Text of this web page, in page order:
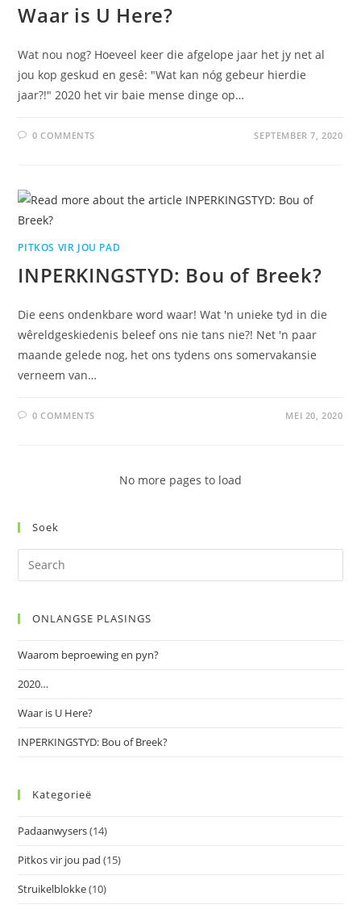
Waar is U Here?
Wat nou nog? Hoeveel keer die afgelope jaar het jy net al
jou kop geskud en gesê: "Wat kan nóg gebeur hierdie
jaar?!" 2020 het vir baie mense dinge op…
0 COMMENTS SEPTEMBER 7, 2020
PITKOS VIR JOU PAD
INPERKINGSTYD: Bou of Breek?
Die eens ondenkbare word waar! Wat 'n unieke tyd in die
wêreldgeskiedenis beleef ons nie tans nie?! Net 'n paar
maande gelede nog, het ons tydens ons somervakansie
verneem van…
0 COMMENTS MEI 20, 2020
No more pages to load
Soek
ONLANGSE PLASINGS
Waarom beproewing en pyn?
2020…
Waar is U Here?
INPERKINGSTYD: Bou of Breek?
Kategorieë
Padaanwysers(14)
Pitkos vir jou pad (15)
Struikelblokke(10)